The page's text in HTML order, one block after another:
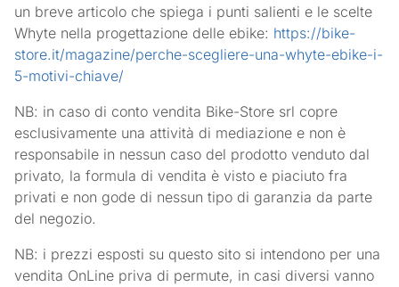
un breve articolo che spiega i punti salienti e le scelte
Whyte nella progettazione delle ebike: https://bike-
store.it/magazine/perche-scegliere-una-whyte-ebike-i-
5-motivi-chiave/
NB: in caso di conto vendita Bike-Store srl copre
esclusivamente una attività di mediazione e non è
responsabile in nessun caso del prodotto venduto dal
privato, la formula di vendita è visto e piaciuto fra
privati e non gode di nessun tipo di garanzia da parte
del negozio.
NB: i prezzi esposti su questo sito si intendono per una
vendita OnLine priva di permute, in casi diversi vanno